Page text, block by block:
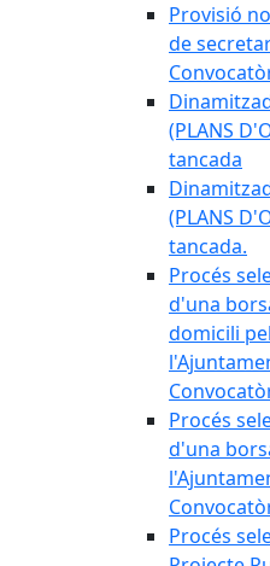
Provisió
de
(PLANS
tancada
(PLANS
tancada.
Procés
d'una
domicili
Procés
d'una
Procés